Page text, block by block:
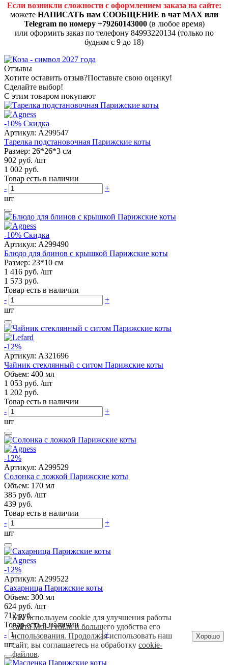
Если возникли сложности с оформлением заказа на сайте:
можете НАПИСАТЬ нам СООБЩЕНИЕ в чат MAX или
Telegram по номеру +79260143000(в любое время)
или оформить заказ по телефону 84993220134 (только по
будням с 9 до 18)
Отзывы
Хотите оставить отзыв?Поставьте свою оценку!
Сделайте выбор!
С этим товаром покупают
-10% Скидка
Артикул: A299547
Тарелка подстановочная Парижские коты
Размер: 26*26*3 см
902 руб. /шт
1 002 руб.
Товар есть в наличии
-
+
шт
-10% Скидка
Артикул: A299490
Блюдо для блинов с крышкой Парижские коты
Размер: 23*10 см
1 416 руб. /шт
1 573 руб.
Товар есть в наличии
-
+
шт
-12%
Артикул: A321696
Чайник стеклянный с ситом Парижские коты
Объем: 400 мл
1 053 руб. /шт
1 202 руб.
Товар есть в наличии
-
+
шт
-12%
Артикул: A299529
Солонка с ложкой Парижские коты
Объем: 170 мл
385 руб. /шт
439 руб.
Товар есть в наличии
-
+
шт
-12%
Артикул: A299522
Сахарница Парижские коты
Объем: 300 мл
624 руб. /шт
712 руб.
Товар есть в наличии
-
+
шт
Мы используем cookie для улучшения работы
сайта Moi-Tvoi.ru и большего удобства его
использования. Продолжая использовать наш
сайт, вы соглашаетесь на обработкуcookie-
файлов.
Хорошо